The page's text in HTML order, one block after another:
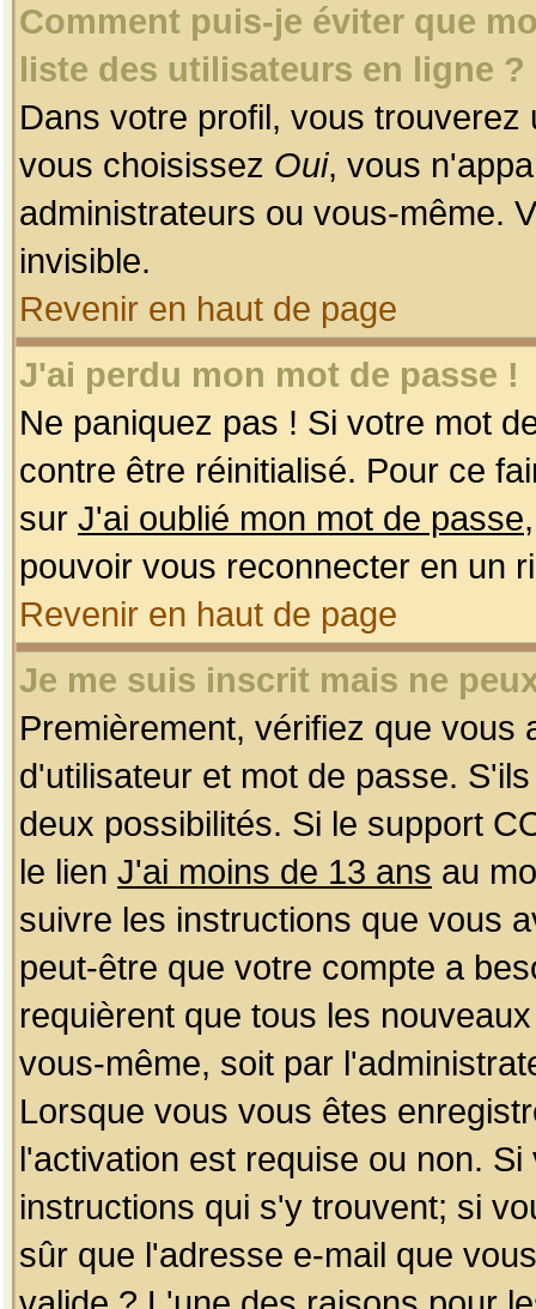
Comment puis-je éviter que
liste des utilisateurs en ligne ?
Dans votre profil, vous
vous choisissez Oui, vous
administrateurs ou vous-même.
invisible.
Revenir en haut de page
J'ai perdu mon mot de passe !
Ne paniquez pas ! Si votre mot
contre être réinitialisé. Pour ce
sur J'ai oublié mon mot de passe
pouvoir vous reconnecter en un
Revenir en haut de page
Je me suis inscrit mais ne
Premièrement, vérifiez que
d'utilisateur et mot de passe.
deux possibilités. Si le support
le lien J'ai moins de 13 ans au
suivre les instructions que vous
peut-être que votre compte a
requièrent que tous les
vous-même, soit par
Lorsque vous vous êtes
l'activation est requise ou non.
instructions qui s'y trouvent; si
sûr que l'adresse e-mail que